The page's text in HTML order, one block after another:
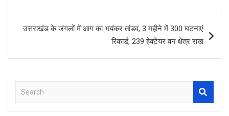
k
p
उत्तराखंड के जंगलों में आग का भयंकर तांडव, 3 महीने में 300 घटनाएं
रिकार्ड, 239 हेक्टेयर वन क्षेत्र राख
a